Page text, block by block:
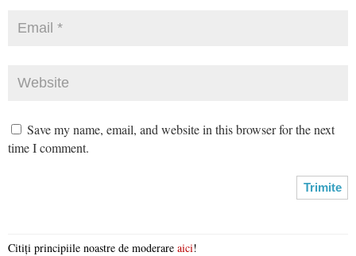
Save my name, email, and website in this browser for the next
time I comment.
Citiți principiile noastre de moderare aici!